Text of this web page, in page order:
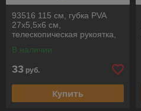
93516 115 см, губка PVA
27х5,5х6 см,
телескопическая рукоятка,
ELFE
В наличии
33 руб.
Купить